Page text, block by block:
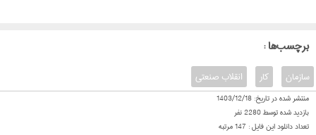
: برچسب‌ها
انقلاب صنعتی کار سازمان
منتشر شده در تاریخ: 1403/12/18
بازدید شده توسط2280نفر
تعداد دانلود این فایل : 147مرتبه